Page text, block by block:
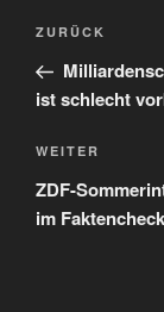
Vorheriger
Beitrag
ZURÜCK
ist schlecht
Nächster
Beitrag
WEITER
ZDF-
im Faktencheck